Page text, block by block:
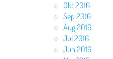
Okt 2016
Sep 2016
Aug 2016
Jul 2016
Jun 2016